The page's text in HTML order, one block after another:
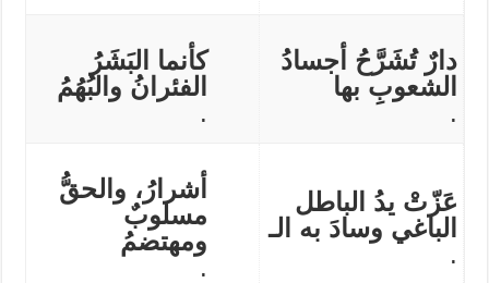
دارٌ تُشَرَّحُ أجسادُ
الشعوبِ بها
.
كأنما البَشَرُ
الفئرانُ والبُهُمُ
.
عَزّتْ يدُ الباطل
الباغي وسادَ به الـ
.
أشرارُ، والحقُّ
مسلوبٌ
ومهتضمُ
.